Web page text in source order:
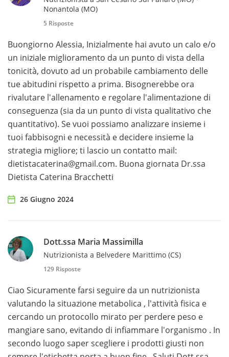
Nonantola (MO)
5 Risposte
Buongiorno Alessia, Inizialmente hai avuto un calo e/o
un iniziale miglioramento da un punto di vista della
tonicità, dovuto ad un probabile cambiamento delle
tue abitudini rispetto a prima. Bisognerebbe ora
rivalutare l'allenamento e regolare l'alimentazione di
conseguenza (sia da un punto di vista qualitativo che
quantitativo). Se vuoi possiamo analizzare insieme i
tuoi fabbisogni e necessità e decidere insieme la
strategia migliore; ti lascio un contatto mail:
dietistacaterina@gmail.com. Buona giornata Dr.ssa
Dietista Caterina Bracchetti
26 Giugno 2024
Dott.ssa Maria Massimilla
Nutrizionista a Belvedere Marittimo (CS)
129 Risposte
Ciao Sicuramente farsi seguire da un nutrizionista
valutando la situazione metabolica , l'attività fisica e
cercando un protocollo mirato per perdere peso e
mangiare sano, evitando di infiammare l'organismo . In
secondo luogo saper scegliere i prodotti giusti non